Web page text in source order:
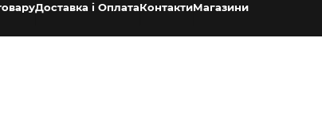
Доставка і ОплатаКонтактиМагазини